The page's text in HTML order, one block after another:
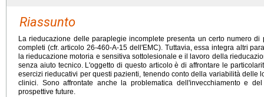
Riassunto
La rieducazione delle paraplegie incomplete presenta un certo numero
completi (cfr. articolo 26-460-A-15 dell'EMC). Tuttavia, essa integra altri
la rieducazione motoria e sensitiva sottolesionale e il lavoro della
senza aiuto tecnico. L'oggetto di questo articolo è di affrontare le
esercizi rieducativi per questi pazienti, tenendo conto della variabilità delle
clinici. Sono affrontate anche la problematica dell'invecchiamento e
prospettive future.